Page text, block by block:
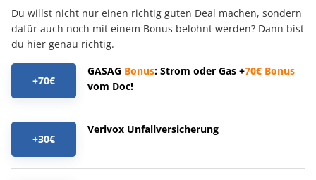
Du willst nicht nur einen richtig guten Deal machen, sondern
dafür auch noch mit einem Bonus belohnt werden? Dann bist
du hier genau richtig.
+70€
GASAG Bonus: Strom oder Gas +70€ Bonus
vom Doc!
+30€
Verivox Unfallversicherung